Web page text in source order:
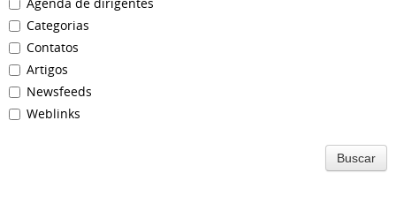
Categorias
Contatos
Artigos
Newsfeeds
Weblinks
Buscar